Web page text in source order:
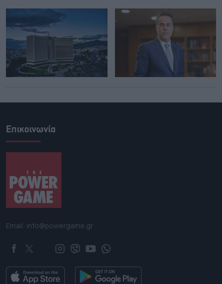
Επικοινωνία
Email: info@powergame.gr